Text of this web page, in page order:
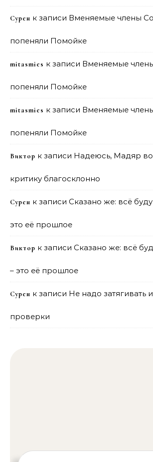
Сурен к записи Вменяемые члены
попеняли Помойке
mitasmies к записи Вменяемые
попеняли Помойке
mitasmies к записи Вменяемые
попеняли Помойке
Виктор к записи Надеюсь, Мадяр
критику благосклонно
Сурен к записи Сказано же: всё
это её прошлое
Виктор к записи Сказано же: всё
– это её прошлое
Сурен к записи Не надо затягивать
проверки